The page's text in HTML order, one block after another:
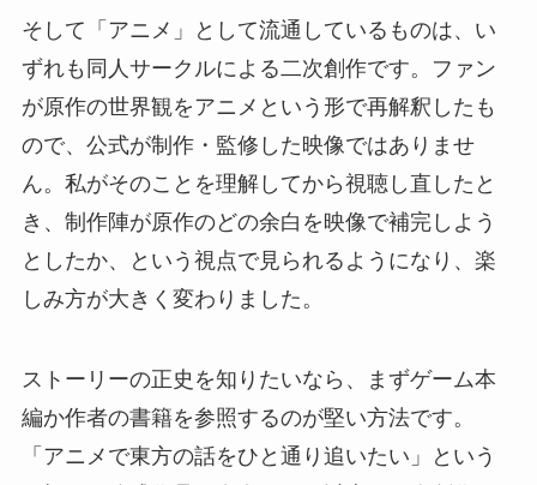
そして「アニメ」として流通しているものは、い
ずれも同人サークルによる二次創作です。ファン
が原作の世界観をアニメという形で再解釈したも
ので、公式が制作・監修した映像ではありませ
ん。私がそのことを理解してから視聴し直したと
き、制作陣が原作のどの余白を映像で補完しよう
としたか、という視点で見られるようになり、楽
しみ方が大きく変わりました。
ストーリーの正史を知りたいなら、まずゲーム本
編か作者の書籍を参照するのが堅い方法です。
「アニメで東方の話をひと通り追いたい」という